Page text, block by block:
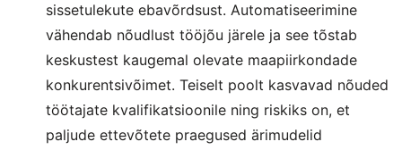
sissetulekute ebavõrdsust. Automatiseerimine
vähendab nõudlust tööjõu järele ja see tõstab
keskustest kaugemal olevate maapiirkondade
konkurentsivõimet. Teiselt poolt kasvavad nõuded
töötajate kvalifikatsioonile ning riskiks on, et
paljude ettevõtete praegused ärimudelid